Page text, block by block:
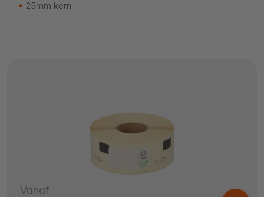
25mm kern
Vanaf